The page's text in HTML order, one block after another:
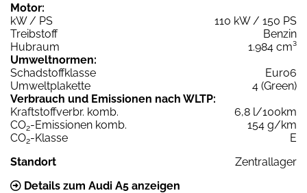
Motor:
kW / PS
110 kW / 150 PS
Treibstoff
Benzin
Hubraum
1.984 cm³
Umweltnormen:
Schadstoffklasse
Euro6
Umweltplakette
4 (Green)
Verbrauch und Emissionen nach WLTP:
Kraftstoffverbr. komb.
6,8 l/100km
CO2-Emissionen komb.
154 g/km
CO2-Klasse
E
Standort
Zentrallager
Details zum Audi A5 anzeigen